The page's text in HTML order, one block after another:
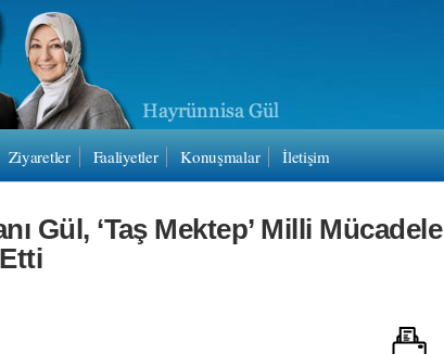
Ziyaretler Faaliyetler Konuşmalar İletişim
Gül, ‘Taş Mektep’ Milli Mücadele